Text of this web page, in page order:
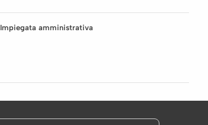
Impiegata amministrativa